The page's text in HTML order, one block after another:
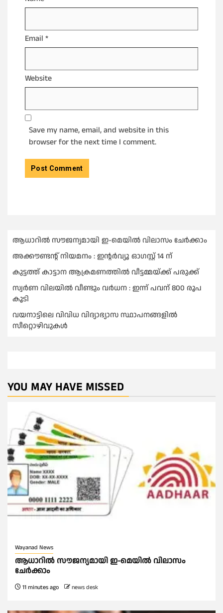
Email *
Website
Save my name, email, and website in this
browser for the next time I comment.
ആധാറിൽ സൗജന്യമായി ഇ-മെയിൽ വിലാസം ചേർക്കാം
അക്കൗണ്ടന്റ് നിയമനം : ഇൻ്റർവ്യൂ ഓഗസ്റ്റ് 14 ന്
കുട്ടത്ത് കാട്ടാന ആക്രമണത്തിൽ വീട്ടമ്മയ്ക്ക് പരുക്ക്
സ്വർണ വിലയില്‍ വീണ്ടും വർധന : ഇന്ന് പവന് 800 രൂപ
കൂടി
വയനാട്ടിലെ വിവിധ വിദ്യാഭ്യാസ സ്ഥാപനങ്ങളിൽ
സീറ്റൊഴിവുകൾ
YOU MAY HAVE MISSED
Wayanad News
ആധാറിൽ സൗജന്യമായി ഇ-മെയിൽ വിലാസം
ചേർക്കാം
11 minutes ago news desk